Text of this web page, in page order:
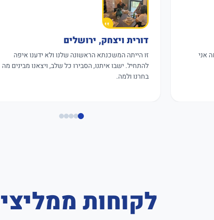
אני
דורית ויצחק, ירושלים
זו הייתה המשכנתא הראשונה שלנו ולא ידענו איפה
להתחיל. ישבו איתנו, הסבירו כל שלב, ויצאנו מבינים מה
בחרנו ולמה.
לקוחות